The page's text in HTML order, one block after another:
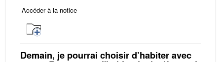
Accéder à la notice
Demain, je pourrai choisir d’habiter avec